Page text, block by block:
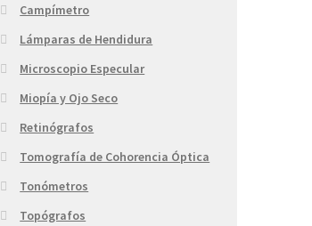
Campímetro
Lámparas de Hendidura
Microscopio Especular
Miopía y Ojo Seco
Retinógrafos
Tomografía de Cohorencia Óptica
Tonómetros
Topógrafos